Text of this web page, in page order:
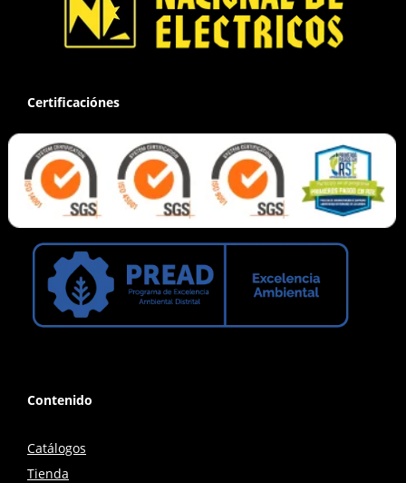
Certificaciónes
Contenido
Catálogos
Tienda